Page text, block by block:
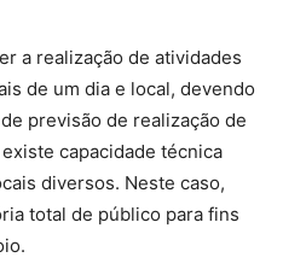
a realização de atividades
de um dia e local, devendo
previsão de realização de
capacidade técnica
diversos. Neste caso,
total de público para fins